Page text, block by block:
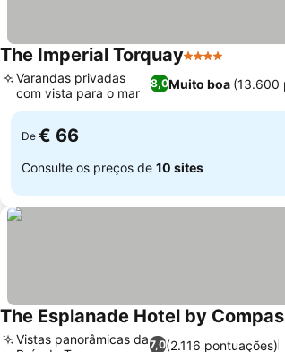
The Imperial Torquay4 Estrelas
8,0Muito boa (13.600
Varandas privadas
com vista para o mar
De € 66
Consulte os preços de 10 sites
The Esplanade Hotel by
7,0(2.116 pontuações)
Vistas panorâmicas da